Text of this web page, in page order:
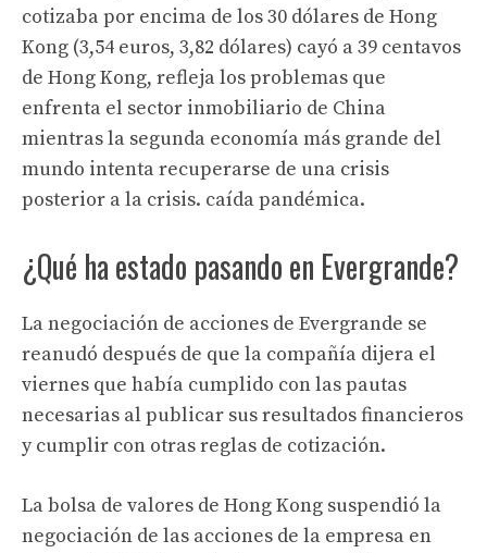
cotizaba por encima de los 30 dólares de Hong
Kong (3,54 euros, 3,82 dólares) cayó a 39 centavos
de Hong Kong, refleja los problemas que
enfrenta el sector inmobiliario de China
mientras la segunda economía más grande del
mundo intenta recuperarse de una crisis
posterior a la crisis. caída pandémica.
¿Qué ha estado pasando en Evergrande?
La negociación de acciones de Evergrande se
reanudó después de que la compañía dijera el
viernes que había cumplido con las pautas
necesarias al publicar sus resultados financieros
y cumplir con otras reglas de cotización.
La bolsa de valores de Hong Kong suspendió la
negociación de las acciones de la empresa en